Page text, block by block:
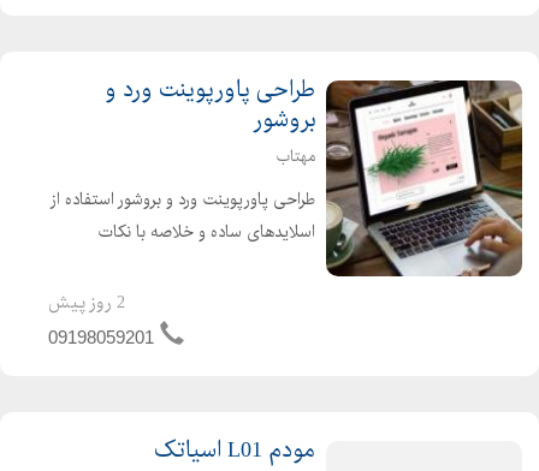
طراحی پاورپوینت ورد و
بروشور
مهتاب
طراحی پاورپوینت ورد و بروشور استفاده از
اسلایدهای ساده و خلاصه با نکات
استفاده از تصاویر با کیفیت و مرتبط با
محتوای اسلاید. استفاده از نمودارها و
2 روز پیش
09198059201
مودم L01 اسیاتک